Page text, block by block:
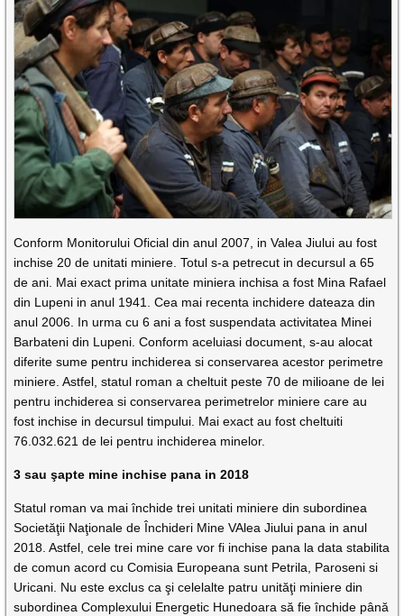
Conform Monitorului Oficial din anul 2007, in Valea Jiului au fost
inchise 20 de unitati miniere. Totul s-a petrecut in decursul a 65
de ani. Mai exact prima unitate miniera inchisa a fost Mina Rafael
din Lupeni in anul 1941. Cea mai recenta inchidere dateaza din
anul 2006. In urma cu 6 ani a fost suspendata activitatea Minei
Barbateni din Lupeni. Conform aceluiasi document, s-au alocat
diferite sume pentru inchiderea si conservarea acestor perimetre
miniere. Astfel, statul roman a cheltuit peste 70 de milioane de lei
pentru inchiderea si conservarea perimetrelor miniere care au
fost inchise in decursul timpului. Mai exact au fost cheltuiti
76.032.621 de lei pentru inchiderea minelor.
3 sau şapte mine inchise pana in 2018
Statul roman va mai închide trei unitati miniere din subordinea
Societăţii Naţionale de Închideri Mine VAlea Jiului pana in anul
2018. Astfel, cele trei mine care vor fi inchise pana la data stabilita
de comun acord cu Comisia Europeana sunt Petrila, Paroseni si
Uricani. Nu este exclus ca şi celelalte patru unităţi miniere din
subordinea Complexului Energetic Hunedoara să fie închide până